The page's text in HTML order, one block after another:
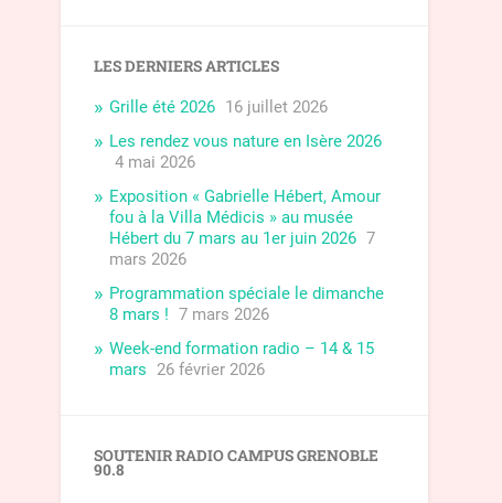
LES DERNIERS ARTICLES
Grille été 2026 16 juillet 2026
Les rendez vous nature en Isère 2026
4 mai 2026
Exposition « Gabrielle Hébert, Amour
fou à la Villa Médicis » au musée
Hébert du 7 mars au 1er juin 2026 7
mars 2026
Programmation spéciale le dimanche
8 mars ! 7 mars 2026
Week-end formation radio – 14 & 15
mars
26 février 2026
SOUTENIR RADIO CAMPUS GRENOBLE
90.8